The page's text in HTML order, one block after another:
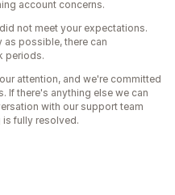
account concerns.
not meet your expectations.
as possible, there can
periods.
attention, and we're committed
If there's anything else we can
with our support team
is fully resolved.